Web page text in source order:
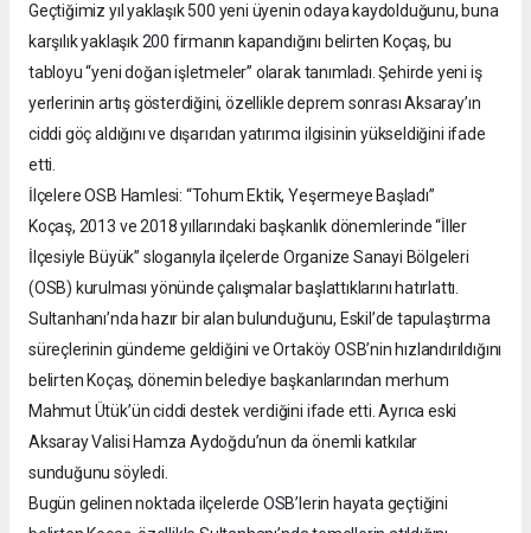
Geçtiğimiz yıl yaklaşık 500 yeni üyenin odaya kaydolduğunu, buna
karşılık yaklaşık 200 firmanın kapandığını belirten Koçaş, bu
tabloyu “yeni doğan işletmeler” olarak tanımladı. Şehirde yeni iş
yerlerinin artış gösterdiğini, özellikle deprem sonrası Aksaray’ın
ciddi göç aldığını ve dışarıdan yatırımcı ilgisinin yükseldiğini ifade
etti.
İlçelere OSB Hamlesi: “Tohum Ektik, Yeşermeye Başladı”
Koçaş, 2013 ve 2018 yıllarındaki başkanlık dönemlerinde “İller
İlçesiyle Büyük” sloganıyla ilçelerde Organize Sanayi Bölgeleri
(OSB) kurulması yönünde çalışmalar başlattıklarını hatırlattı.
Sultanhanı’nda hazır bir alan bulunduğunu, Eskil’de tapulaştırma
süreçlerinin gündeme geldiğini ve Ortaköy OSB’nin hızlandırıldığını
belirten Koçaş, dönemin belediye başkanlarından merhum
Mahmut Ütük’ün ciddi destek verdiğini ifade etti. Ayrıca eski
Aksaray Valisi Hamza Aydoğdu’nun da önemli katkılar
sunduğunu söyledi.
Bugün gelinen noktada ilçelerde OSB’lerin hayata geçtiğini